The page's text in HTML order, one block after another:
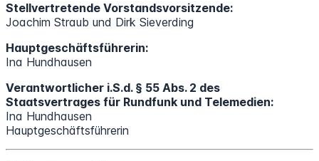
Stellvertretende Vorstandsvorsitzende:
Joachim Straub und Dirk Sieverding
Hauptgeschäftsführerin:
Ina Hundhausen
Verantwortlicher i.S.d. § 55 Abs. 2 des
Staatsvertrages für Rundfunk und Telemedien:
Ina Hundhausen
Hauptgeschäftsführerin